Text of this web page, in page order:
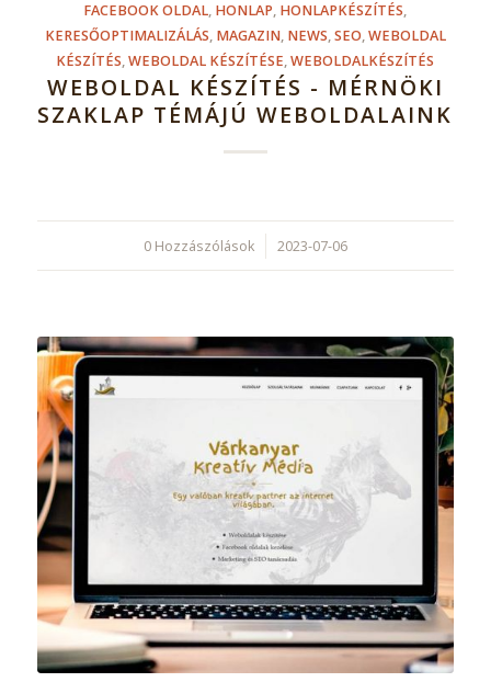
FACEBOOK OLDAL, HONLAP, HONLAPKÉSZÍTÉS,
KERESŐOPTIMALIZÁLÁS, MAGAZIN, NEWS,SEO,WEBOLDAL
KÉSZÍTÉS,WEBOLDAL KÉSZÍTÉSE,WEBOLDALKÉSZÍTÉS
WEBOLDAL KÉSZÍTÉS - MÉRNÖKI
SZAKLAP TÉMÁJÚ WEBOLDALAINK
0 Hozzászólások
/ 2023-07-06